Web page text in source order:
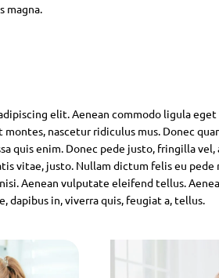
magna.
elit. Aenean commodo ligula eget
nascetur ridiculus mus. Donec
quis enim. Donec pede justo, fringilla
vitae, justo. Nullam dictum felis eu
Aenean vulputate eleifend tellus.
dapibus in, viverra quis, feugiat a, tellus.